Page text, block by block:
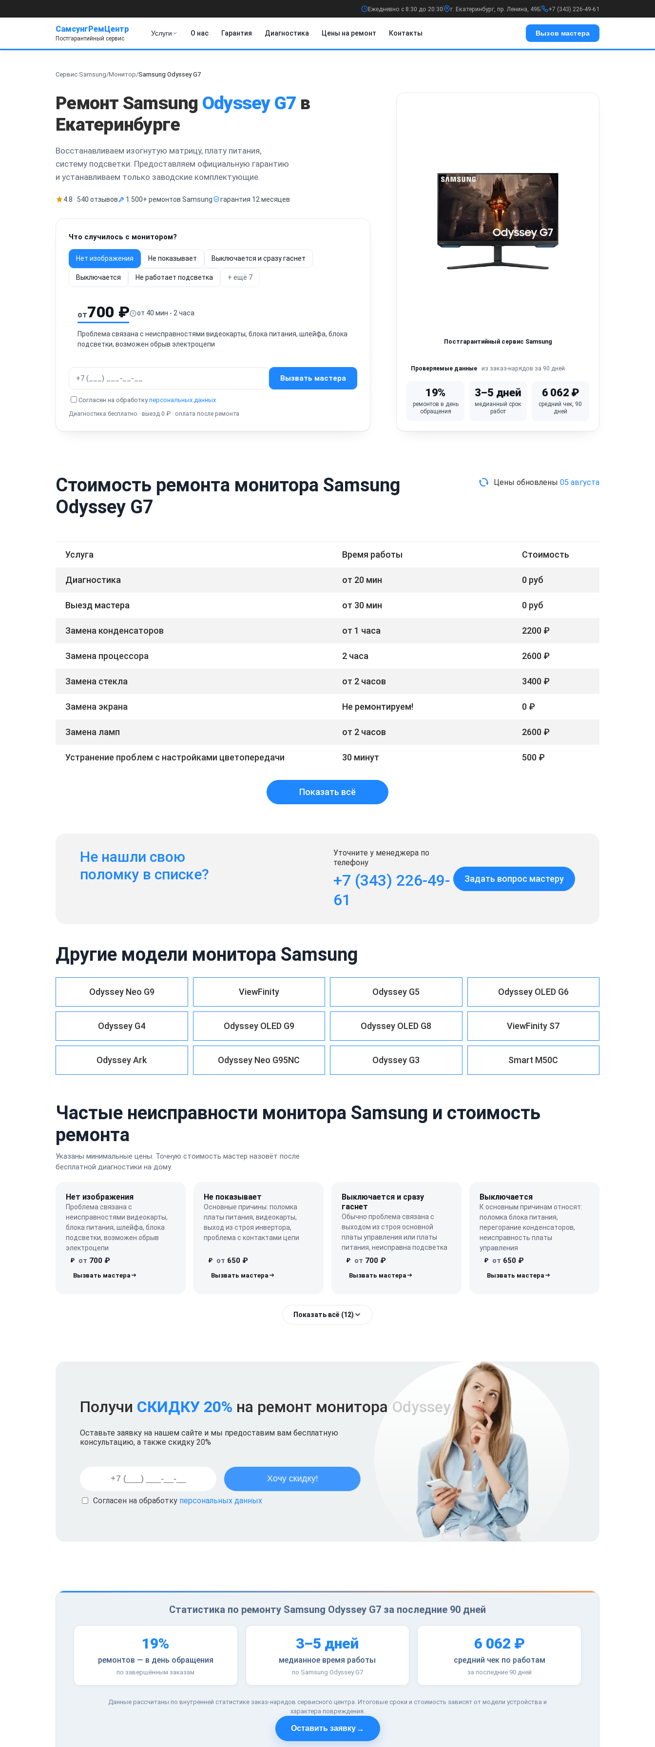
Ежедневно с 8:30 до 20:30 г. Екатеринбург, пр. Ленина, 49Б +7 (343) 226-49-61
СамсунгРемЦентр
Постгарантийный сервис
Услуги О нас Гарантия Диагностика Цены на ремонт Контакты Вызов мастера
Сервис Samsung/Монитор/Samsung Odyssey G7
Ремонт Samsung Odyssey G7 в
Екатеринбурге
Восстанавливаем изогнутую матрицу, плату питания,
систему подсветки. Предоставляем официальную гарантию
и устанавливаем только заводские комплектующие.
4.8 · 540 отзывов 1 500+ ремонтов Samsung гарантия 12 месяцев
Что случилось с монитором?
Нет изображения Не показывает Выключается и сразу гаснет
Выключается Не работает подсветка + ещё 7
от700 ₽ от 40 мин - 2 часа
Проблема связана с неисправностями видеокарты, блока питания, шлейфа, блока
подсветки, возможен обрыв электроцепи
Вызвать мастера
Согласен на обработкуперсональных данных
Диагностика бесплатно · выезд 0 ₽ · оплата после ремонта
Постгарантийный сервис Samsung
Проверяемые данные из заказ-нарядов за 90 дней
19%
ремонтов в день
обращения
3–5 дней
медианный срок
работ
6 062 ₽
средний чек, 90
дней
Стоимость ремонта монитора Samsung
Odyssey G7
Цены обновлены 05 августа
Услуга Время работы Стоимость
Диагностика от 20 мин 0 руб
Выезд мастера от 30 мин 0 руб
Замена конденсаторов от 1 часа 2200 ₽
Замена процессора 2 часа 2600 ₽
Замена стекла от 2 часов 3400 ₽
Замена экрана Не ремонтируем! 0 ₽
Замена ламп от 2 часов 2600 ₽
Устранение проблем с настройками цветопередачи 30 минут 500 ₽
Показать всё
Не нашли свою
поломку в списке?
Уточните у менеджера по
телефону
+7 (343) 226-49-
61
Задать вопрос мастеру
Другие модели монитора Samsung
Odyssey Neo G9 ViewFinity Odyssey G5 Odyssey OLED G6
Odyssey G4 Odyssey OLED G9 Odyssey OLED G8 ViewFinity S7
Odyssey Ark Odyssey Neo G95NC Odyssey G3 Smart M50C
Частые неисправности монитора Samsung и стоимость
ремонта
Указаны минимальные цены. Точную стоимость мастер назовёт после
бесплатной диагностики на дому.
Нет изображения
Проблема связана с
неисправностями видеокарты,
блока питания, шлейфа, блока
подсветки, возможен обрыв
электроцепи
₽ от 700 ₽
Не показывает
Основные причины: поломка
платы питания, видеокарты,
выход из строя инвертора,
проблема с контактами цепи
₽ от 650 ₽
Выключается и сразу
гаснет
Обычно проблема связана с
выходом из строя основной
платы управления или платы
питания, неисправна подсветка
₽ от 700 ₽
Выключается
К основным причинам относят:
поломка блока питания,
перегорание конденсаторов,
неисправность платы
управления
₽ от 650 ₽
Показать всё (12)
Получи СКИДКУ 20% на ремонт монитора Odyssey G7
Оставьте заявку на нашем сайте и мы предоставим вам бесплатную
консультацию, а также скидку 20%
Согласен на обработку персональных данных
Статистика по ремонту Samsung Odyssey G7 за последние 90 дней
19%
ремонтов — в день обращения
по завершённым заказам
3–5 дней
медианное время работы
по Samsung Odyssey G7
6 062 ₽
средний чек по работам
за последние 90 дней
Данные рассчитаны по внутренней статистике заказ-нарядов сервисного центра. Итоговые сроки и стоимость зависят от модели устройства и
характера повреждения.
Оставить заявку→